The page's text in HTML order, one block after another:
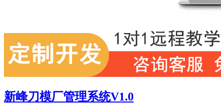
新峰刀模厂管理系统V1.0